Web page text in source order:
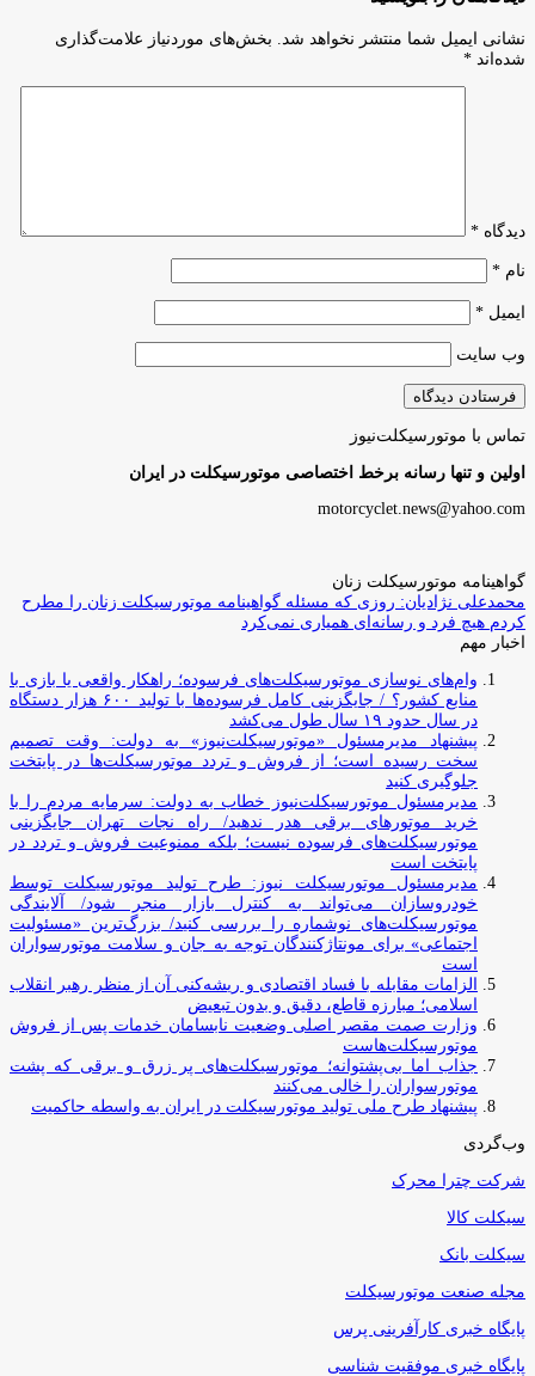
نشانی ایمیل شما منتشر نخواهد شد.
بخش‌های موردنیاز علامت‌گذاری
شده‌اند *
دیدگاه *
نام *
ایمیل *
وب‌ سایت
تماس با موتورسیکلت‌نیوز
اولین و تنها رسانه برخط اختصاصی موتورسیکلت در ایران
motorcyclet.news@yahoo.com
گواهینامه موتورسیکلت زنان
محمدعلی نژادیان: روزی که مسئله گواهینامه موتورسیکلت زنان را مطرح
کردم هیچ فرد و رسانه‌ای همیاری نمی‌کرد
اخبار مهم
وام‌های نوسازی موتورسیکلت‌های فرسوده؛ راهکار واقعی یا بازی با
منابع کشور؟ / جایگزینی کامل فرسوده‌ها با تولید ۶۰۰ هزار دستگاه
در سال حدود ۱۹ سال طول می‌کشد
پیشنهاد مدیرمسئول «موتورسیکلت‌نیوز» به دولت: وقت تصمیم
سخت رسیده است؛ از فروش و تردد موتورسیکلت‌ها در پایتخت
جلوگیری کنید
مدیرمسئول موتورسیکلت‌نیوز خطاب به دولت: سرمایه مردم را با
خرید موتورهای برقی هدر ندهید/ راه نجات تهران جایگزینی
موتورسیکلت‌های فرسوده نیست؛ بلکه ممنوعیت فروش و تردد در
پایتخت است
مدیرمسئول موتورسیکلت نیوز: طرح تولید موتورسیکلت توسط
خودروسازان می‌تواند به کنترل بازار منجر شود/ آلایندگی
موتورسیکلت‌های نوشماره را بررسی کنید/ بزرگ‌ترین «مسئولیت
اجتماعی» برای مونتاژکنندگان توجه به جان و سلامت موتورسواران
است
الزامات مقابله با فساد اقتصادی و ریشه‌کنی آن از منظر رهبر انقلاب
اسلامی؛ مبارزه قاطع، دقیق و بدون تبعیض
وزارت صمت مقصر اصلی وضعیت نابسامان خدمات پس از فروش
موتورسیکلت‌هاست
جذاب اما بی‌پشتوانه؛ موتورسیکلت‌های پر زرق‌ و برقی که پشت
موتورسواران را خالی می‌کنند
پیشنهاد طرح ملی تولید موتورسیکلت در ایران به واسطه حاکمیت
وب‌گردی
شرکت چترا محرک
سیکلت کالا
سیکلت بانک
مجله صنعت موتورسیکلت
پایگاه خبری کارآفرینی پرس
پایگاه خبری موفقیت شناسی